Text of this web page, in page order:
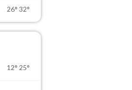
26° 32°
12° 25°